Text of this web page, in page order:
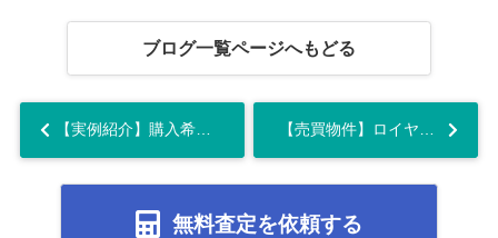
ブログ一覧ページへもどる
【実例紹介】購入希望者編 【売買物件】ロイヤルガーデン徳島駅西...
無料査定を依頼する